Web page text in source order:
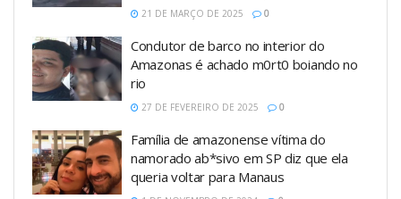
21 DE MARÇO DE 2025 0
Condutor de barco no interior do
Amazonas é achado m0rt0 boiando no
rio
27 DE FEVEREIRO DE 2025 0
Família de amazonense vítima do
namorado ab*sivo em SP diz que ela
queria voltar para Manaus